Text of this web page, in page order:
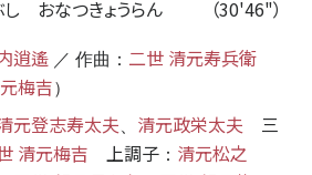
（30'46"）
し おなつきょうらん
逍遙 ／ 作曲： 二世 清元寿兵衛
梅吉）
元登志寿太夫 清元政栄太夫
三
清元梅吉 上調子 ： 清元松之